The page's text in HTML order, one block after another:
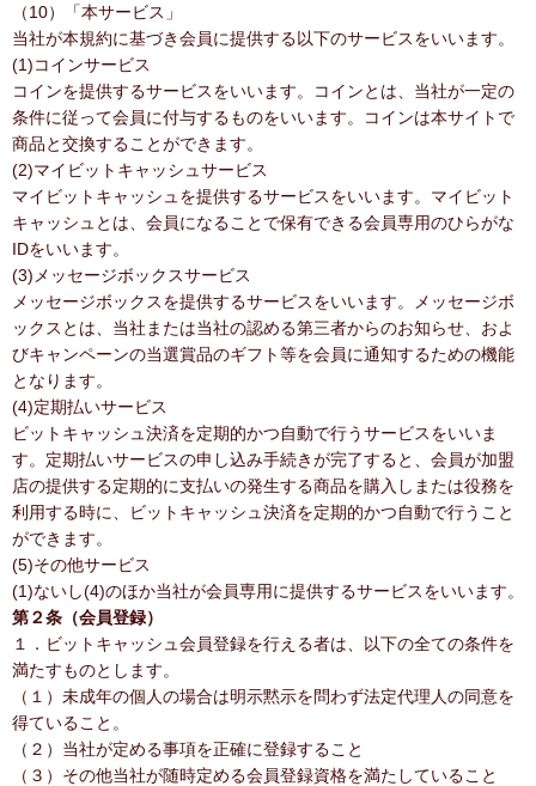
（10）「本サービス」
当社が本規約に基づき会員に提供する以下のサービスをいいます。
(1)コインサービス
コインを提供するサービスをいいます。コインとは、当社が一定の
条件に従って会員に付与するものをいいます。コインは本サイトで
商品と交換することができます。
(2)マイビットキャッシュサービス
マイビットキャッシュを提供するサービスをいいます。マイビット
キャッシュとは、会員になることで保有できる会員専用のひらがな
IDをいいます。
(3)メッセージボックスサービス
メッセージボックスを提供するサービスをいいます。メッセージボ
ックスとは、当社または当社の認める第三者からのお知らせ、およ
びキャンペーンの当選賞品のギフト等を会員に通知するための機能
となります。
(4)定期払いサービス
ビットキャッシュ決済を定期的かつ自動で行うサービスをいいま
す。定期払いサービスの申し込み手続きが完了すると、会員が加盟
店の提供する定期的に支払いの発生する商品を購入しまたは役務を
利用する時に、ビットキャッシュ決済を定期的かつ自動で行うこと
ができます。
(5)その他サービス
(1)ないし(4)のほか当社が会員専用に提供するサービスをいいます。
第２条（会員登録）
１．ビットキャッシュ会員登録を行える者は、以下の全ての条件を
満たすものとします。
（１）未成年の個人の場合は明示黙示を問わず法定代理人の同意を
得ていること。
（２）当社が定める事項を正確に登録すること
（３）その他当社が随時定める会員登録資格を満たしていること